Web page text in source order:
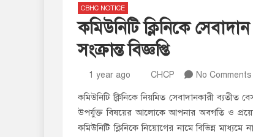
CBHC NOTICE
কমিউনিটি ক্লিনিকে
সংক্রান্ত বিজ্ঞপ্তি
1 year ago CHCP No Comments
কমিউনিটি ক্লিনিকে নিয়মিত সেবাদানকারী ব্যতীত
উপর্যুক্ত বিষয়ের আলোকে আপনার অবগতি ও
কমিউনিটি ক্লিনিকে নিয়োগের নামে বিভিন্ন মাধ্যমে